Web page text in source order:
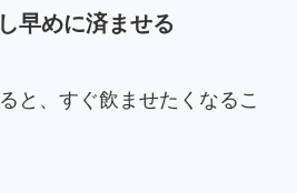
早めに済ませる
と、すぐ飲ませたくなるこ